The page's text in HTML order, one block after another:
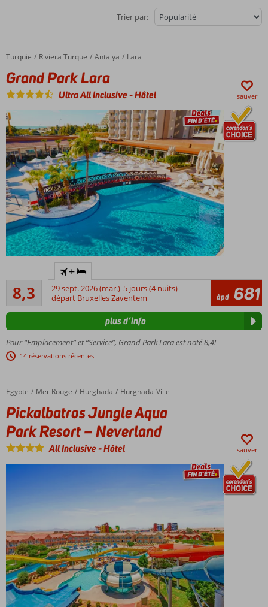
Trier par:
Accueil
Turquie Riviera Turque Antalya Lara
Grand Park Lara
Grand Park Lara
Ultra All Inclusive-Hôtel sauver
à Lara
au
meilleur
Magnifique
plage de
sable fin
avec
privé
Chambres
familiales
spacieuses
(6
aquatique
toboggans
8,3
Très bon
1720
commentaires
+
29 sept. 2026 (mar.) 5 jours (4 nuits)
départ Bruxelles Zaventem
àpd 681
Pour “Emplacement” et “Service”, Grand Park Lara est noté 8,4!
14 réservations récentes
plus d’info
Accueil
Egypte Mer Rouge Hurghada Hurghada-Ville
Pickalbatros Jungle Aqua Park Resort – Neverland
Pickalbatros Jungle Aqua
Park Resort – Neverland
All Inclusive-Hôtel sauver